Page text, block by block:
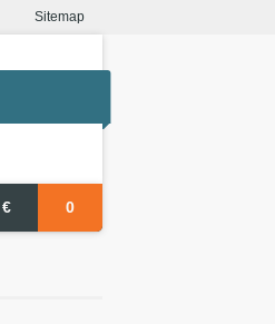
Sitemap
€ 0